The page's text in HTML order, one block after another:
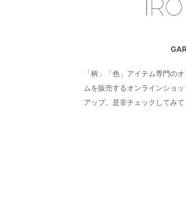
「柄」「色」アイテム専門の
ムを販売するオンラインショ
アップ。是非チェックしてみて